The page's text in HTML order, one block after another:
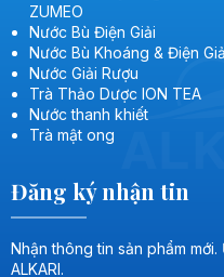
ZUMEO
Nước Bù Điện Giải
Nước Bù Khoáng & Điện
Nước Giải Rượu
Trà Thảo Dược ION TEA
Nước thanh khiết
Trà mật ong
Đăng ký nhận tin
Nhận thông tin sản phẩm
ALKARI.